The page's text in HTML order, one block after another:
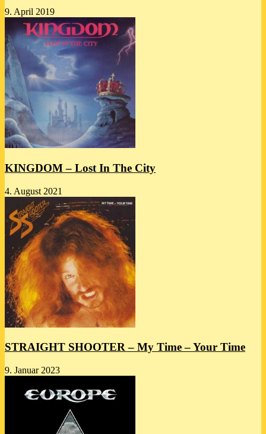
9. April 2019
KINGDOM – Lost In The City
4. August 2021
STRAIGHT SHOOTER – My Time – Your Time
9. Januar 2023